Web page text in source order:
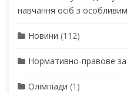
навчання осіб з
Новини (112)
Нормативно-правове
Олімпіади (1)